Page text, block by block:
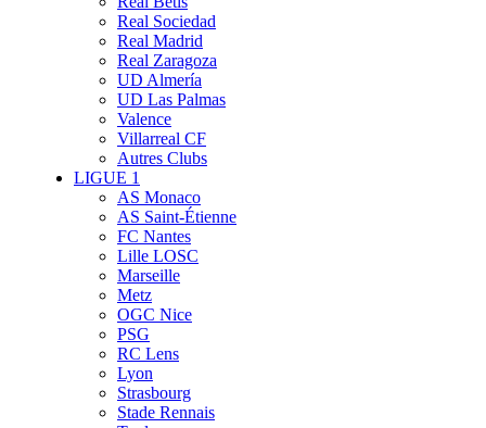
Real Sociedad
Real Madrid
Real Zaragoza
UD Almería
UD Las Palmas
Valence
Villarreal CF
Autres Clubs
LIGUE 1
AS Monaco
AS Saint-Étienne
FC Nantes
Lille LOSC
Marseille
Metz
OGC Nice
PSG
RC Lens
Lyon
Strasbourg
Stade Rennais